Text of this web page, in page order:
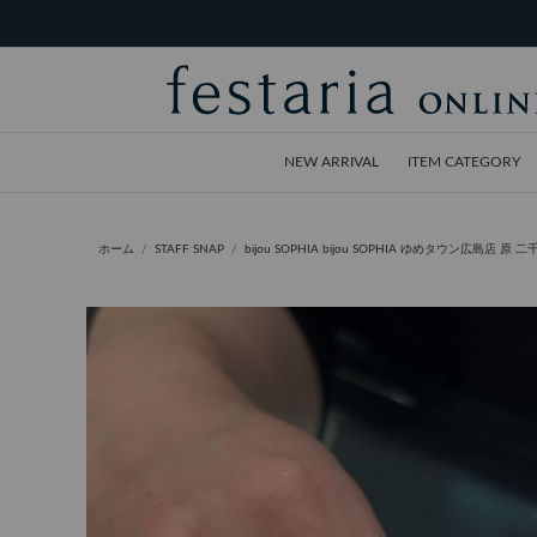
NEW ARRIVAL ITEM CATEGORY
ホーム STAFF SNAP bijou SOPHIA bijou SOPHIA ゆめタウン広島店 原 二